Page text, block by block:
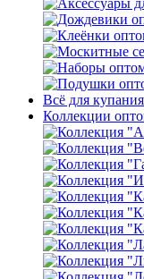
Всё для
Коллекции